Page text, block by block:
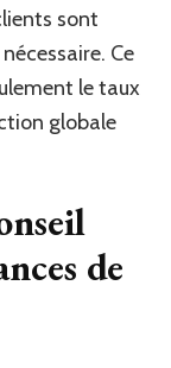
sont
Ce
le taux
globale
de